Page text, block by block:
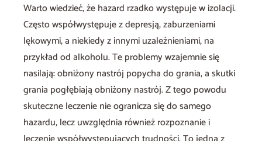
Warto wiedzieć, że hazard rzadko występuje w izolacji.
Często współwystępuje z depresją, zaburzeniami
lękowymi, a niekiedy z innymi uzależnieniami, na
przykład od alkoholu. Te problemy wzajemnie się
nasilają: obniżony nastrój popycha do grania, a skutki
grania pogłębiają obniżony nastrój. Z tego powodu
skuteczne leczenie nie ogranicza się do samego
hazardu, lecz uwzględnia również rozpoznanie i